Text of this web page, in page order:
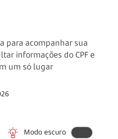
para acompanhar sua
informações do CPF e
um só lugar
Modo escuro